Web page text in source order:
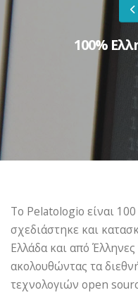
100%
Το Pelatologio είναι
σχεδιάστηκε και
Ελλάδα και από
ακολουθώντας τα
τεχνολογιών open